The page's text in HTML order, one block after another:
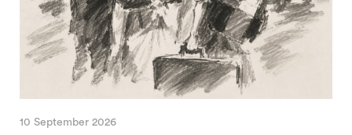
10 September 2026